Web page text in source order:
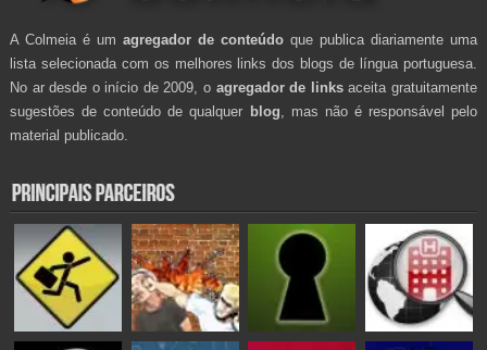
A Colmeia é um agregador de conteúdo que publica diariamente uma
lista selecionada com os melhores links dos blogs de língua portuguesa.
No ar desde o início de 2009, o agregador de linksaceita gratuitamente
sugestões de conteúdo de qualquer blog , mas não é responsável pelo
material publicado.